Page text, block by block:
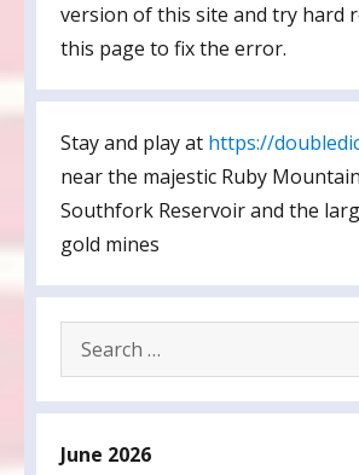
version of this site and try hard
this page to fix the error.
Stay and play at https://
near the majestic Ruby
Southfork Reservoir and the
gold mines
Search
for:
June 2026